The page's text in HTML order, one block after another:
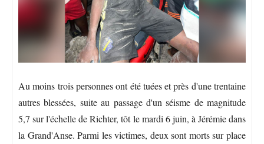
Au moins trois personnes ont été tuées et près d'une trentaine
autres blessées, suite au passage d'un séisme de magnitude
5,7 sur l'échelle de Richter, tôt le mardi 6 juin, à Jérémie dans
la Grand'Anse. Parmi les victimes, deux sont morts sur place